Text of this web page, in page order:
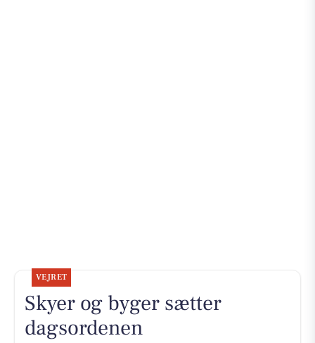
VEJRET
Skyer og byger sætter
dagsordenen